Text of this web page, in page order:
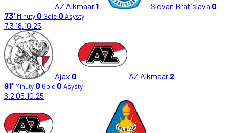
AZ Alkmaar 1 Slovan Bratislava 0
73' Minuty 0 Gole 0 Asysty
7.3 18.10.25
Ajax 0 AZ Alkmaar 2
91' Minuty 0 Gole 0 Asysty
6.2 05.10.25